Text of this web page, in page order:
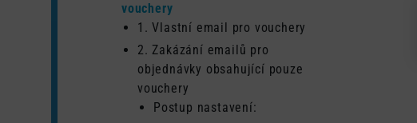
vouchery
1. Vlastní email pro vouchery
2. Zakázání emailů pro
objednávky obsahující pouze
vouchery
Postup nastavení: